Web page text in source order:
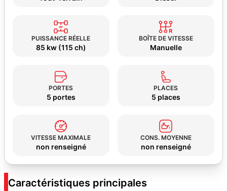
PUISSANCE RÉELLE
85 kw (115 ch)
BOÎTE DE VITESSE
Manuelle
PORTES
5 portes
PLACES
5 places
VITESSE MAXIMALE
non renseigné
CONS. MOYENNE
non renseigné
Caractéristiques principales